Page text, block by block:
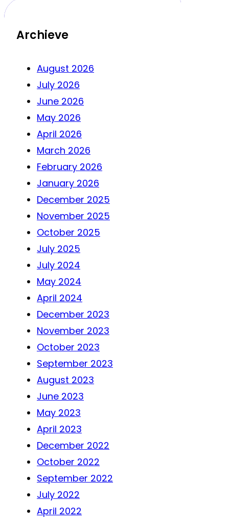
Archieve
August 2026
July 2026
June 2026
May 2026
April 2026
March 2026
February 2026
January 2026
December 2025
November 2025
October 2025
July 2025
July 2024
May 2024
April 2024
December 2023
November 2023
October 2023
September 2023
August 2023
June 2023
May 2023
April 2023
December 2022
October 2022
September 2022
July 2022
April 2022